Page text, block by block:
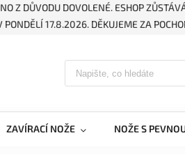
Z DŮVODU DOVOLENÉ. ESHOP
PONDĚLÍ 17.8.2026. DĚKUJEME ZA
ZAVÍRACÍ NOŽE NOŽE S